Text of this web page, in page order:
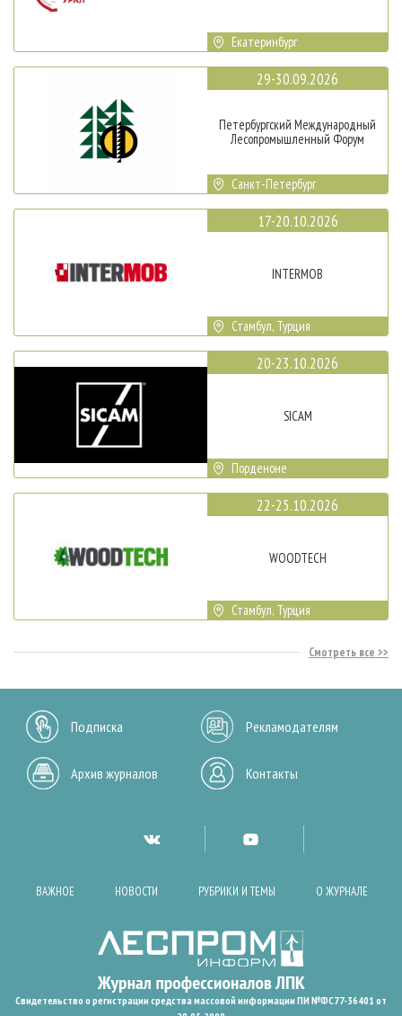
Екатеринбург
29-30.09.2026
Петербургский Международный
Лесопромышленный Форум
Санкт-Петербург
17-20.10.2026
INTERMOB
Стамбул, Турция
20-23.10.2026
SICAM
Порденоне
22-25.10.2026
WOODTECH
Стамбул, Турция
Смотреть все
Подписка Рекламодателям
Архив журналов Контакты
ВАЖНОЕ НОВОСТИ РУБРИКИ И ТЕМЫ О ЖУРНАЛЕ
Свидетельство о регистрации средства массовой информации ПИ №ФС77-36401 от